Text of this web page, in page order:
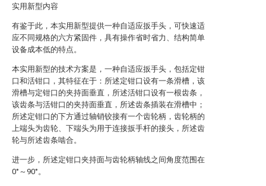
实用新型内容
有鉴于此，本实用新型提供一种自适应扳手头，可快速适
应不同规格的六方紧固件，具有操作省时省力、结构简单
设备成本低的特点。
本实用新型的技术方案是，一种自适应扳手头，包括定钳
口和活钳口，其特征在于：所述定钳口设有一条滑槽，该
滑槽与定钳口的夹持面垂直，所述活钳口设有一根齿条，
该齿条与活钳口的夹持面垂直，所述齿条插装在滑槽中；
所述定钳口的下方通过轴销铰接有一个齿轮柄，齿轮柄的
上端头为齿轮、下端头为用于连接扳手杆的接头，所述齿
轮与所述齿条啮合。
进一步，所述定钳口夹持面与齿轮柄轴线之间角度范围在
0°～90°。